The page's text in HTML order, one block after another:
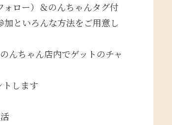
ロー）＆のんちゃんタグ付
といろんな方法をご用意し
んちゃん店内でゲットのチャ
します